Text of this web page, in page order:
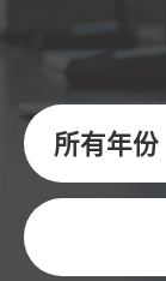
所有年份
关键字